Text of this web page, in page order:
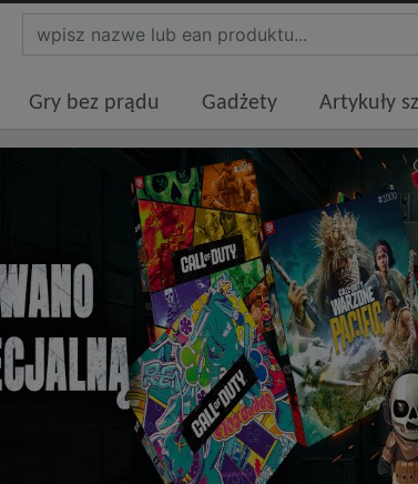
Gry bez prądu Gadżety Artykuły